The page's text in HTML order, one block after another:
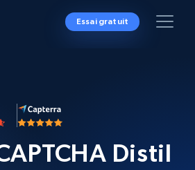
Essai gratuit
Distil